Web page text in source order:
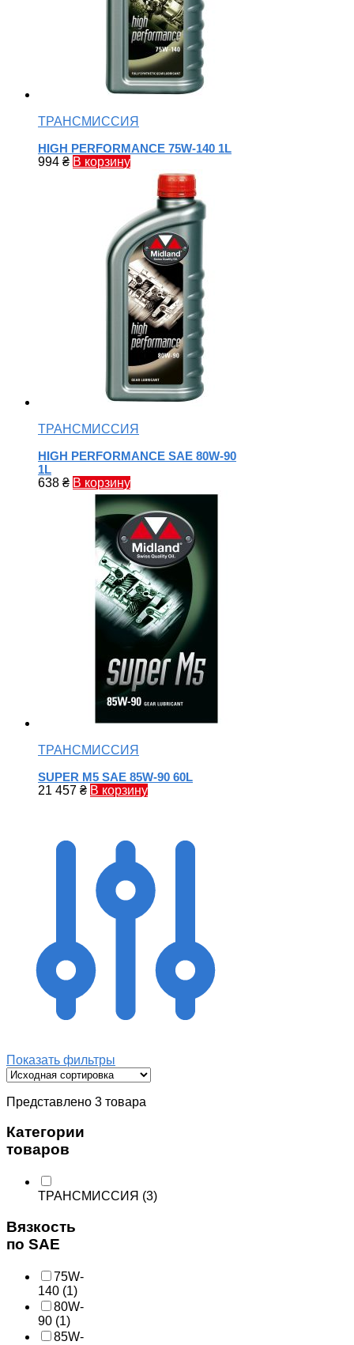
ТРАНСМИССИЯ
HIGH PERFORMANCE 75W-140 1L
994 ₴ В корзину
ТРАНСМИССИЯ
HIGH PERFORMANCE SAE 80W-90
1L
638 ₴ В корзину
ТРАНСМИССИЯ
SUPER M5 SAE 85W-90 60L
21 457 ₴ В корзину
Показать фильтры
Представлено 3 товара
Категории
товаров
ТРАНСМИССИЯ (3)
Вязкость
по SAE
75W-
140 (1)
80W-
90 (1)
85W-